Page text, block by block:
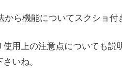
から機能についてスクショ付
使用上の注意点についても
いね。